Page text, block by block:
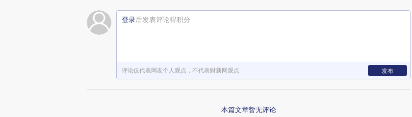
登录后发表评论得积分
评论仅代表网友个人观点，不代表财新网观点 发布
本篇文章暂无评论